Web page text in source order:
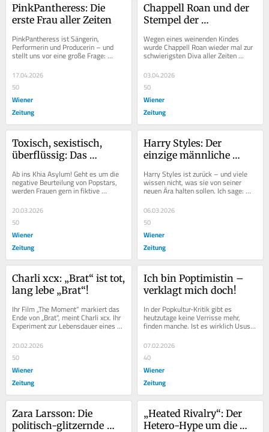
PinkPantheress: Die
erste Frau aller Zeiten
PinkPantheress ist Sängerin,
Performerin und Producerin – und
stellt uns vor eine große Frage:
Warum zur Hölle gibt es eigentlich so
wenige...
17.04.2026
50
Wiener
Zeitung
Chappell Roan und der
Stempel der
Wegen eines weinenden Kindes
wurde Chappell Roan wieder mal zur
schwierigsten Diva aller Zeiten
erklärt. Warum diese alte Leier
misogyn und das...
03.04.2026
50
Wiener
Zeitung
Toxisch, sexistisch,
überflüssig: Das
Ab ins Khia Asylum! Geht es um die
negative Beurteilung von Popstars,
werden Frauen gern in fiktive
Gefängnisse gesteckt und Nummer-
Eins-Alben zu...
20.03.2026
50
Wiener
Zeitung
Harry Styles: Der
einzige männliche
Harry Styles ist zurück – und viele
wissen nicht, was sie von seiner
neuen Ära halten sollen. Ich sage:
Harry ist der einzige Mann im Pop,
der...
06.03.2026
50
Wiener
Zeitung
Charli xcx: „Brat“ ist tot,
lang lebe „Brat“!
Ihr Film „The Moment“ markiert das
Ende von „Brat“, meint Charli xcx. Ihr
Experiment zur Lebensdauer eines
Pop-Hypes ist aber unsterblich –...
20.02.2026
50
Wiener
Zeitung
Ich bin Poptimistin –
verklagt mich doch!
In der Popkultur-Kritik gibt es
heutzutage keine Verrisse mehr,
finden manche. Ist es wirklich Usus
küssen, oder...
07.02.2026
40
Wiener
Zeitung
Zara Larsson: Die
politisch-glitzernde
„Heated Rivalry“: Der
Hetero-Hype um die